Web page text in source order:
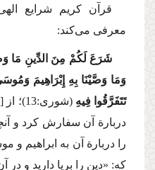
قرآن كریم شرایع
معرفی می‌كند:
شَرَعَ لَكُمْ مِنَ الدِّینِ مَا
وَمَا وَصَّیْنَا بِهِ إِبْرَاهِیمَ
تَتَفَرَّقُوا فِیهِ(شوری:13)؛
دربارة آن سفارش كرد و
را دربارة آن به ابراهیم
كه: «دین را برپا دارید و در